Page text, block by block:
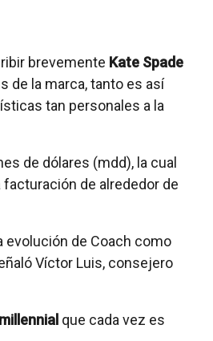
brevemente Kate Spade
de la marca, tanto es así
tan personales a la
de dólares (mdd), la cual
de alrededor de
evolución de Coach como
Víctor Luis, consejero
que cada vez es